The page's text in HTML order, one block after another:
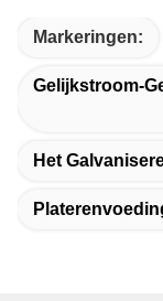
Markeringen:
Gelijkstroom-
Het